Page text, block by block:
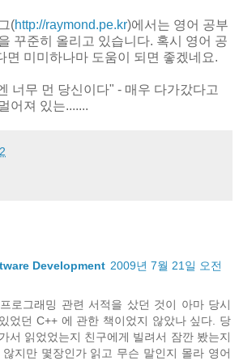
(http://raymond.pe.kr)에서는 영어 공부
꾸준히 올리고 있습니다. 혹시 영어 공
면 미미하나마 도움이 되면 좋겠네요.
너무 먼 당신이다" - 매우 다가갔다고
어져 있는.......
Development 2009년 7월 21일 오전
로그래밍 관련 서적을 샀던 것이 아마 당시
었던 C++ 에 관한 책이었지 않았나 싶다. 당
서 읽었었는지 친구에게 빌려서 잠깐 봤는지
지만 몇장인가 읽고 무슨 말인지 몰라 영어